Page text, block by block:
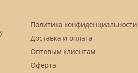
Политика конфиденциальности
Доставка и оплата
Оптовым клиентам
Оферта